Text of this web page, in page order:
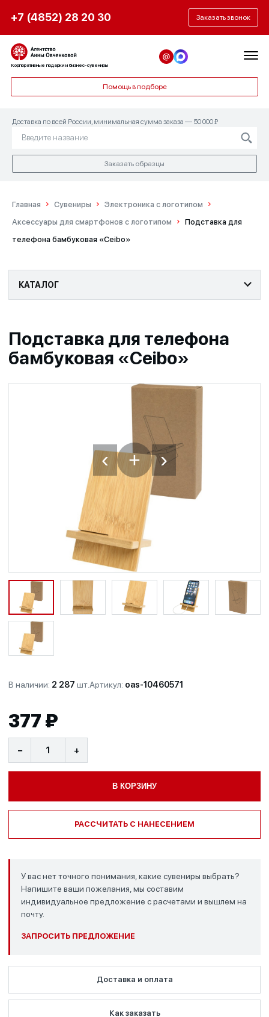
+7 (4852) 28 20 30 Заказать звонок
Корпоративные подарки и бизнес-сувениры
Помощь в подборе
Доставка по всей России, минимальная сумма заказа — 50 000 ₽
Заказать образцы
Главная Сувениры
Электроника с логотипом
Аксессуары для смартфонов с логотипом
Подставка для
телефона бамбуковая «Ceibo»
КАТАЛОГ
Подставка для телефона
бамбуковая «Ceibo»
‹ + ›
В наличии: 2 287 шт.Артикул: oas-10460571
377 ₽
− +
В КОРЗИНУ
РАССЧИТАТЬ С НАНЕСЕНИЕМ
У вас нет точного понимания, какие сувениры выбрать?
Напишите ваши пожелания, мы составим
индивидуальное предложение с расчетами и вышлем на
почту.
ЗАПРОСИТЬ ПРЕДЛОЖЕНИЕ
Доставка и оплата
Как заказать